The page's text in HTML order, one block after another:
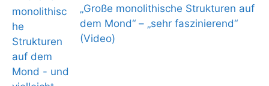
„Große monolithische Strukturen auf
dem Mond“ – „sehr faszinierend“
(Video)